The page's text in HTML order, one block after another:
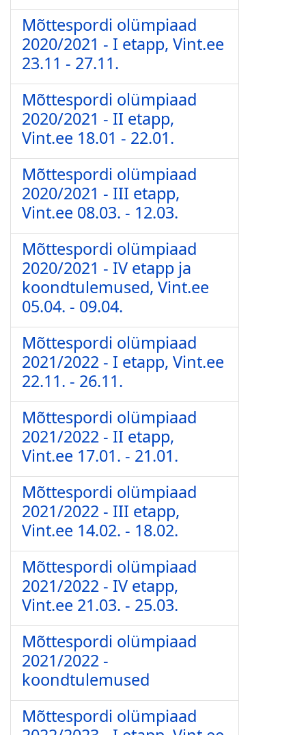
Mõttespordi olümpiaad
2020/2021 - I etapp, Vint.ee
23.11 - 27.11.
Mõttespordi olümpiaad
2020/2021 - II etapp,
Vint.ee 18.01 - 22.01.
Mõttespordi olümpiaad
2020/2021 - III etapp,
Vint.ee 08.03. - 12.03.
Mõttespordi olümpiaad
2020/2021 - IV etapp ja
koondtulemused, Vint.ee
05.04. - 09.04.
Mõttespordi olümpiaad
2021/2022 - I etapp, Vint.ee
22.11. - 26.11.
Mõttespordi olümpiaad
2021/2022 - II etapp,
Vint.ee 17.01. - 21.01.
Mõttespordi olümpiaad
2021/2022 - III etapp,
Vint.ee 14.02. - 18.02.
Mõttespordi olümpiaad
2021/2022 - IV etapp,
Vint.ee 21.03. - 25.03.
Mõttespordi olümpiaad
2021/2022 -
koondtulemused
Mõttespordi olümpiaad